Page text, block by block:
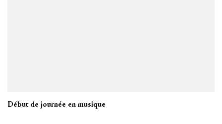
Début de journée en musique